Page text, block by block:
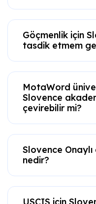
Göçmenlik için
tasdik etmem
MotaWord
Slovence
çevirebilir mi?
Slovence
nedir?